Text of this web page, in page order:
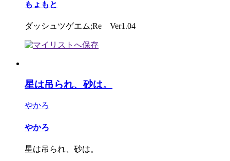
もょもと
ダッシュツゲエム;Re Ver1.04
星は吊られ、砂は。
やかろ
やかろ
星は吊られ、砂は。